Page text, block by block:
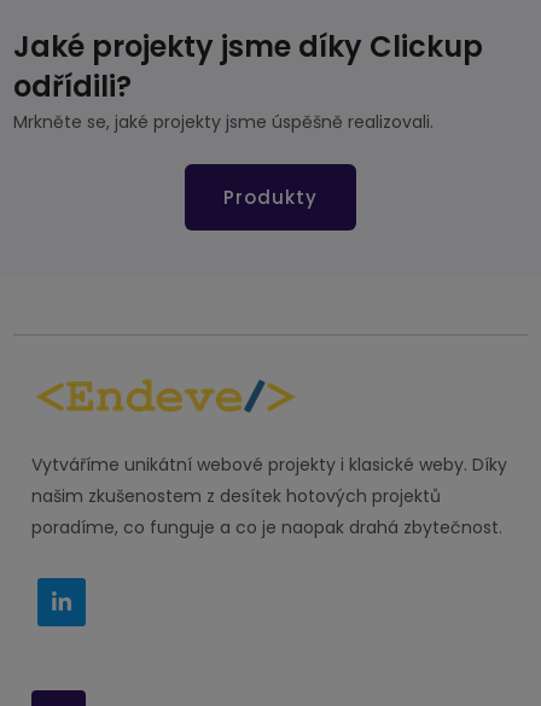
Jaké projekty jsme díky Clickup
odřídili?
Mrkněte se, jaké projekty jsme úspěšně realizovali.
Produkty
Vytváříme unikátní webové projekty i klasické weby. Díky
našim zkušenostem z desítek hotových projektů
poradíme, co funguje a co je naopak drahá zbytečnost.